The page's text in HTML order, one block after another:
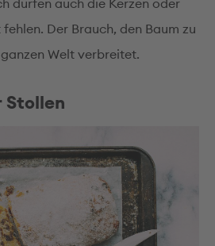
Der Brauch, den Baum zu
Welt verbreitet.
Stollen